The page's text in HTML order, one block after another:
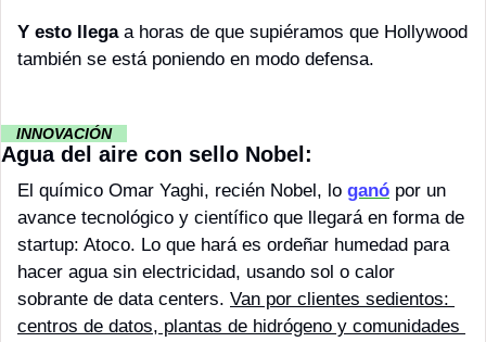
Y esto llega a horas de que supiéramos que Hollywood
también se está poniendo en modo defensa.
INNOVACIÓN
Agua del aire con sello Nobel:
El químico Omar Yaghi, recién Nobel, lo ganó por un
avance tecnológico y científico que llegará en forma de
startup: Atoco. Lo que hará es ordeñar humedad para
hacer agua sin electricidad, usando sol o calor
sobrante de data centers. Van por clientes sedientos:
centros de datos, plantas de hidrógeno y comunidades